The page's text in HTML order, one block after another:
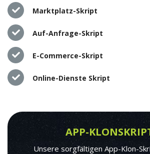
Marktplatz-Skript
Auf-Anfrage-Skript
E-Commerce-Skript
Online-Dienste Skript
APP-
Unsere sorgfältigen App-Klon-